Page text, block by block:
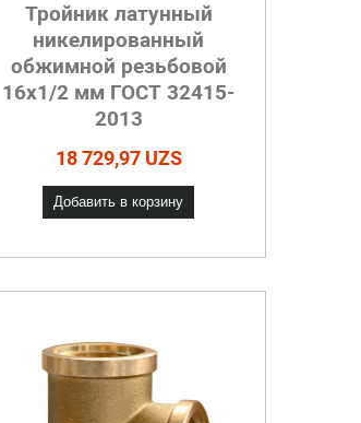
Тройник латунный
никелированный
обжимной резьбовой
16х1/2 мм ГОСТ 32415-
2013
18 729,97 UZS
Добавить в корзину